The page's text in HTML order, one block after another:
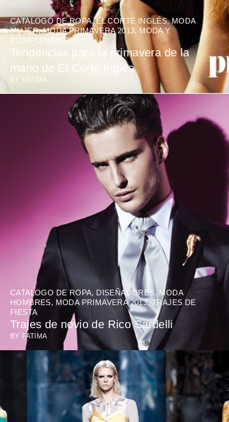
CATALOGO DE ROPA,EL CORTE INGLÉS,MODA
MUJER,MODA PRIMAVERA 2013, MODA Y
COMPLEMENTOS
Tendencias para la primavera de la
mano de El Corte Inglés
BY FATIMA
CATALOGO DE ROPA, DISEÑADORES, MODA
HOMBRES, MODA PRIMAVERA 2013,TRAJES DE
FIESTA
Trajes de novio de Rico Sardelli
BY FATIMA